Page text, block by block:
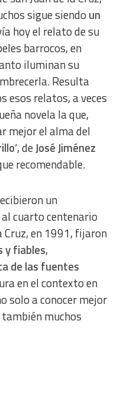
sigue siendo un
hoy el relato de su
barrocos, en
iluminan su
Resulta
esos relatos, a veces
novela la que,
mejor el alma del
, deJosé Jiménez
recomendable.
un
cuarto centenario
Cruz, en 1991, fijaron
y fiables,
de las fuentes
en el contexto en
solo a conocer mejor
muchos